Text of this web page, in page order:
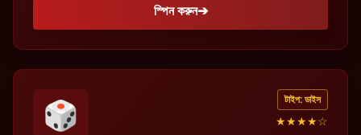
স্পিন করুন➔
🎲 টাইপ: ডাইস
★★★★☆